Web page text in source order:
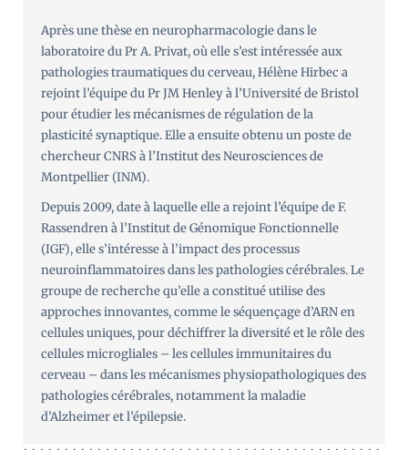
Après une thèse en neuropharmacologie dans le
laboratoire du Pr A. Privat, où elle s’est intéressée aux
pathologies traumatiques du cerveau, Hélène Hirbec a
rejoint l’équipe du Pr JM Henley à l’Université de Bristol
pour étudier les mécanismes de régulation de la
plasticité synaptique. Elle a ensuite obtenu un poste de
chercheur CNRS à l’Institut des Neurosciences de
Montpellier (INM).
Depuis 2009, date à laquelle elle a rejoint l’équipe de F.
Rassendren à l’Institut de Génomique Fonctionnelle
(IGF), elle s’intéresse à l’impact des processus
neuroinflammatoires dans les pathologies cérébrales. Le
groupe de recherche qu’elle a constitué utilise des
approches innovantes, comme le séquençage d’ARN en
cellules uniques, pour déchiffrer la diversité et le rôle des
cellules microgliales – les cellules immunitaires du
cerveau – dans les mécanismes physiopathologiques des
pathologies cérébrales, notamment la maladie
d’Alzheimer et l’épilepsie.